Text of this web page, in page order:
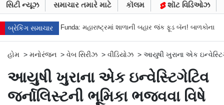
સિટી ન્યૂઝ સમાચાર તમારે માટે કૉલમ શૉટ વિડિઓઝ
બ્રેકિંગ સમાચાર
Health Funda: મહારાષ્ટ્રમાં શાળાની બહાર જંક ફૂડ બૅન! બાળકોના સ્વાસ્થ્ય અને
હોમ > મનોરંજન > વેબ સિરીઝ > વીડિયોઝ > આયુષી ખુરાના એક
આયુષી ખુરાના એક ઇન્વેસ્ટિગેટિવ
જર્નાલિસ્ટની ભૂમિકા ભજવવા વિષે